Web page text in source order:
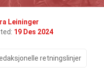
Leininger
19 Des 2024
retningslinjer